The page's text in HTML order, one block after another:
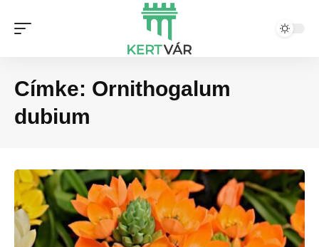
Címke: Ornithogalum
dubium